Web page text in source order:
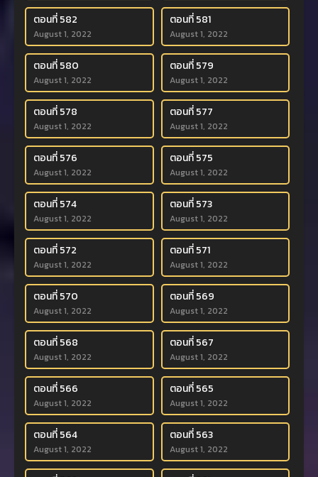
ตอนที่ 582
August 1, 2022
ตอนที่ 581
August 1, 2022
ตอนที่ 580
August 1, 2022
ตอนที่ 579
August 1, 2022
ตอนที่ 578
August 1, 2022
ตอนที่ 577
August 1, 2022
ตอนที่ 576
August 1, 2022
ตอนที่ 575
August 1, 2022
ตอนที่ 574
August 1, 2022
ตอนที่ 573
August 1, 2022
ตอนที่ 572
August 1, 2022
ตอนที่ 571
August 1, 2022
ตอนที่ 570
August 1, 2022
ตอนที่ 569
August 1, 2022
ตอนที่ 568
August 1, 2022
ตอนที่ 567
August 1, 2022
ตอนที่ 566
August 1, 2022
ตอนที่ 565
August 1, 2022
ตอนที่ 564
August 1, 2022
ตอนที่ 563
August 1, 2022